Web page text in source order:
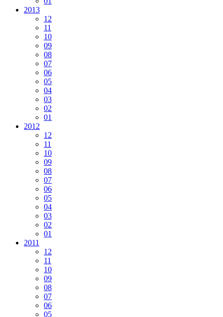
2013
12
11
10
09
08
07
06
05
04
03
02
01
2012
12
11
10
09
08
07
06
05
04
03
02
01
2011
12
11
10
09
08
07
06
05